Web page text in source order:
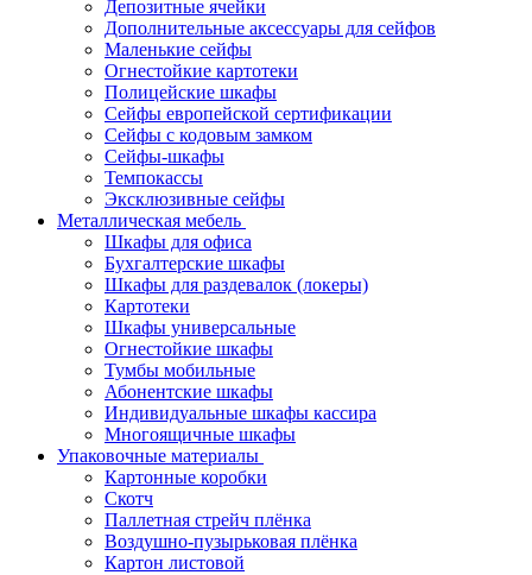
Депозитные ячейки
Дополнительные аксессуары для сейфов
Маленькие сейфы
Огнестойкие картотеки
Полицейские шкафы
Сейфы европейской сертификации
Сейфы с кодовым замком
Сейфы-шкафы
Темпокассы
Эксклюзивные сейфы
Металлическая мебель
Шкафы для офиса
Бухгалтерские шкафы
Шкафы для раздевалок (локеры)
Картотеки
Шкафы универсальные
Огнестойкие шкафы
Тумбы мобильные
Абонентские шкафы
Индивидуальные шкафы кассира
Многоящичные шкафы
Упаковочные материалы
Картонные коробки
Скотч
Паллетная стрейч плёнка
Воздушно-пузырьковая плёнка
Картон листовой